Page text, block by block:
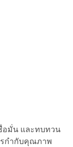
อมั่น และทบทวน
รกำกับคุณภาพ